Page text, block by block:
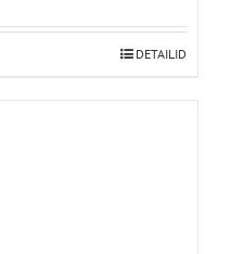
DETAILID